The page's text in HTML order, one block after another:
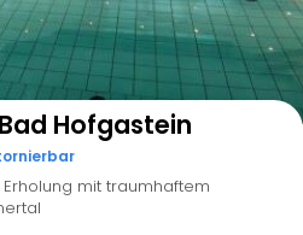
Auf der Karte anzeigen
Hofgastein
mit traumhaftem